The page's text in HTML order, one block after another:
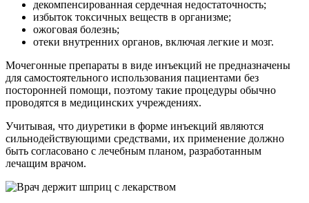
декомпенсированная сердечная недостаточность;
избыток токсичных веществ в организме;
ожоговая болезнь;
отеки внутренних органов, включая легкие и мозг.
Мочегонные препараты в виде инъекций не предназначены
для самостоятельного использования пациентами без
посторонней помощи, поэтому такие процедуры обычно
проводятся в медицинских учреждениях.
Учитывая, что диуретики в форме инъекций являются
сильнодействующими средствами, их применение должно
быть согласовано с лечебным планом, разработанным
лечащим врачом.